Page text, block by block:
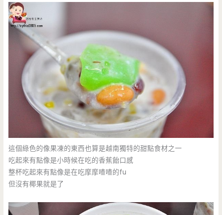
這個綠色的像果凍的東西也算是越南獨特的甜點食材之一
吃起來有點像是小時候在吃的香蕉飴口感
整杯吃起來有點像是在吃摩摩喳喳的fu
但沒有椰果就是了